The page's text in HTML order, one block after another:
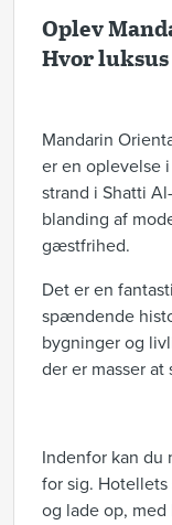
Oplev
Hvor
Mandarin
er en oplevelse
strand i Shatti
blanding af
gæstfrihed.
Det er en
spændende
bygninger og
der er masser at
Indenfor kan du
for sig.
og lade op,